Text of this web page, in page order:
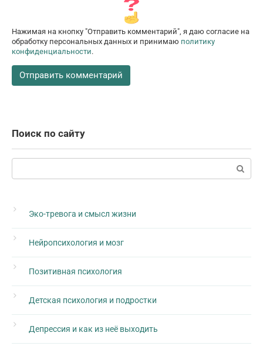
Нажимая на кнопку "Отправить комментарий", я даю согласие на
обработку персональных данных и принимаю политику
конфиденциальности.
Поиск по сайту
Поиск:
Эко-тревога и смысл жизни
Нейропсихология и мозг
Позитивная психология
Детская психология и подростки
Депрессия и как из неё выходить